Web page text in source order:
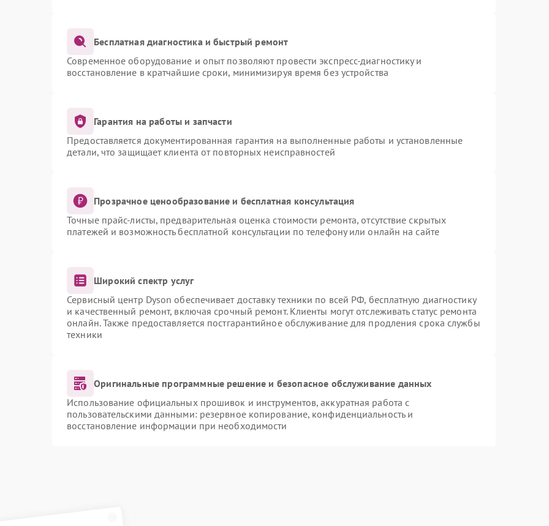
Бесплатная диагностика и быстрый ремонт
Современное оборудование и опыт позволяют провести экспресс-диагностику и
восстановление в кратчайшие сроки, минимизируя время без устройства
Гарантия на работы и запчасти
Предоставляется документированная гарантия на выполненные работы и установленные
детали, что защищает клиента от повторных неисправностей
Прозрачное ценообразование и бесплатная консультация
Точные прайс-листы, предварительная оценка стоимости ремонта, отсутствие скрытых
платежей и возможность бесплатной консультации по телефону или онлайн на сайте
Широкий спектр услуг
Сервисный центр Dyson обеспечивает доставку техники по всей РФ, бесплатную диагностику
и качественный ремонт, включая срочный ремонт. Клиенты могут отслеживать статус ремонта
онлайн. Также предоставляется постгарантийное обслуживание для продления срока службы
техники
Оригинальные программные решение и безопасное обслуживание данных
Использование официальных прошивок и инструментов, аккуратная работа с
пользовательскими данными: резервное копирование, конфиденциальность и
восстановление информации при необходимости